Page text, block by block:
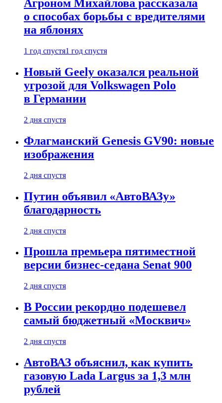
Агроном Михайлова рассказала
о способах борьбы с вредителями
на яблонях
1 год спустя1 год спустя
Новый Geely оказался реальной
угрозой для Volkswagen Polo
в Германии
2 дня спустя
Флагманский Genesis GV90: новые
изображения
2 дня спустя
Путин объявил «АвтоВАЗу»
благодарность
2 дня спустя
Прошла премьера пятиместной
версии бизнес-седана Senat 900
2 дня спустя
В России рекордно подешевел
самый бюджетный «Москвич»
2 дня спустя
АвтоВАЗ объяснил, как купить
газовую Lada Largus за 1,3 млн
рублей